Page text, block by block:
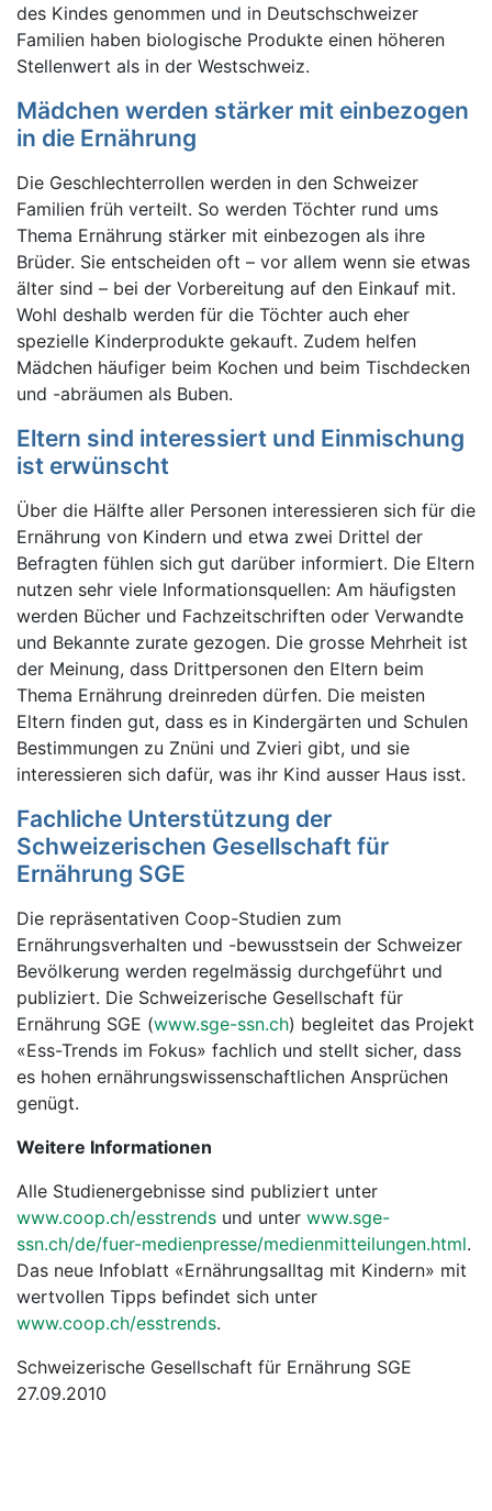
des Kindes genommen und in Deutschschweizer
Familien haben biologische Produkte einen höheren
Stellenwert als in der Westschweiz.
Mädchen werden stärker mit einbezogen
in die Ernährung
Die Geschlechterrollen werden in den Schweizer
Familien früh verteilt. So werden Töchter rund ums
Thema Ernährung stärker mit einbezogen als ihre
Brüder. Sie entscheiden oft – vor allem wenn sie etwas
älter sind – bei der Vorbereitung auf den Einkauf mit.
Wohl deshalb werden für die Töchter auch eher
spezielle Kinderprodukte gekauft. Zudem helfen
Mädchen häufiger beim Kochen und beim Tischdecken
und -abräumen als Buben.
Eltern sind interessiert und Einmischung
ist erwünscht
Über die Hälfte aller Personen interessieren sich für die
Ernährung von Kindern und etwa zwei Drittel der
Befragten fühlen sich gut darüber informiert. Die Eltern
nutzen sehr viele Informationsquellen: Am häufigsten
werden Bücher und Fachzeitschriften oder Verwandte
und Bekannte zurate gezogen. Die grosse Mehrheit ist
der Meinung, dass Drittpersonen den Eltern beim
Thema Ernährung dreinreden dürfen. Die meisten
Eltern finden gut, dass es in Kindergärten und Schulen
Bestimmungen zu Znüni und Zvieri gibt, und sie
interessieren sich dafür, was ihr Kind ausser Haus isst.
Fachliche Unterstützung der
Schweizerischen Gesellschaft für
Ernährung SGE
Die repräsentativen Coop-Studien zum
Ernährungsverhalten und -bewusstsein der Schweizer
Bevölkerung werden regelmässig durchgeführt und
publiziert. Die Schweizerische Gesellschaft für
Ernährung SGE (www.sge-ssn.ch) begleitet das Projekt
«Ess-Trends im Fokus» fachlich und stellt sicher, dass
es hohen ernährungswissenschaftlichen Ansprüchen
genügt.
Weitere Informationen
Alle Studienergebnisse sind publiziert unter
www.coop.ch/esstrends und unter www.sge-
ssn.ch/de/fuer-medienpresse/medienmitteilungen.html.
Das neue Infoblatt «Ernährungsalltag mit Kindern» mit
wertvollen Tipps befindet sich unter
www.coop.ch/esstrends.
Schweizerische Gesellschaft für Ernährung SGE
27.09.2010